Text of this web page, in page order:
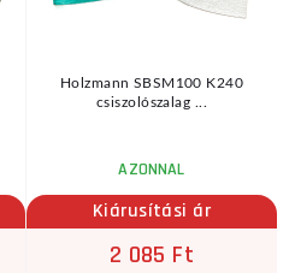
Holzmann SBSM100 K240
csiszolószalag ...
AZONNAL
Kiárusítási ár
2 085 Ft